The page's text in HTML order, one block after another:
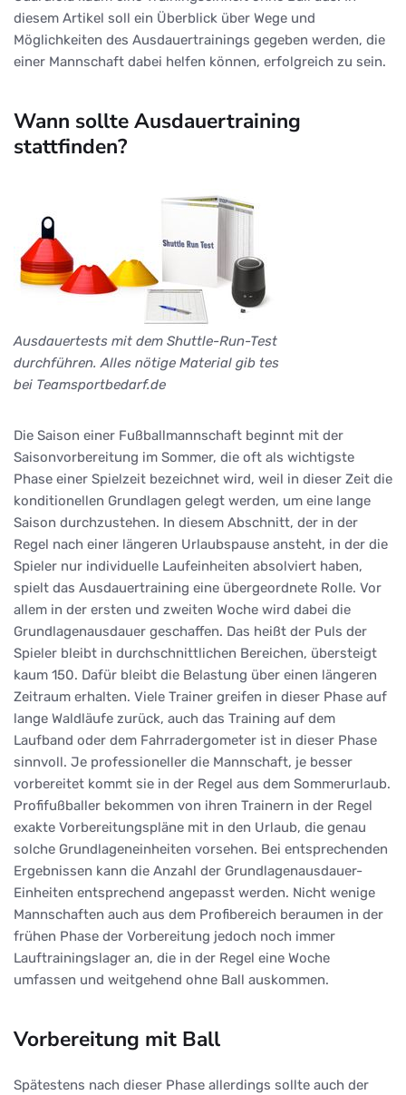
diesem Artikel soll ein Überblick über Wege und
Möglichkeiten des Ausdauertrainings gegeben werden, die
einer Mannschaft dabei helfen können, erfolgreich zu sein.
Wann sollte Ausdauertraining
stattfinden?
Ausdauertests mit dem Shuttle-Run-Test
durchführen. Alles nötige Material gib tes
bei Teamsportbedarf.de
Die Saison einer Fußballmannschaft beginnt mit der
Saisonvorbereitung im Sommer, die oft als wichtigste
Phase einer Spielzeit bezeichnet wird, weil in dieser Zeit die
konditionellen Grundlagen gelegt werden, um eine lange
Saison durchzustehen. In diesem Abschnitt, der in der
Regel nach einer längeren Urlaubspause ansteht, in der die
Spieler nur individuelle Laufeinheiten absolviert haben,
spielt das Ausdauertraining eine übergeordnete Rolle. Vor
allem in der ersten und zweiten Woche wird dabei die
Grundlagenausdauer geschaffen. Das heißt der Puls der
Spieler bleibt in durchschnittlichen Bereichen, übersteigt
kaum 150. Dafür bleibt die Belastung über einen längeren
Zeitraum erhalten. Viele Trainer greifen in dieser Phase auf
lange Waldläufe zurück, auch das Training auf dem
Laufband oder dem Fahrradergometer ist in dieser Phase
sinnvoll. Je professioneller die Mannschaft, je besser
vorbereitet kommt sie in der Regel aus dem Sommerurlaub.
Profifußballer bekommen von ihren Trainern in der Regel
exakte Vorbereitungspläne mit in den Urlaub, die genau
solche Grundlageneinheiten vorsehen. Bei entsprechenden
Ergebnissen kann die Anzahl der Grundlagenausdauer-
Einheiten entsprechend angepasst werden. Nicht wenige
Mannschaften auch aus dem Profibereich beraumen in der
frühen Phase der Vorbereitung jedoch noch immer
Lauftrainingslager an, die in der Regel eine Woche
umfassen und weitgehend ohne Ball auskommen.
Vorbereitung mit Ball
Spätestens nach dieser Phase allerdings sollte auch der